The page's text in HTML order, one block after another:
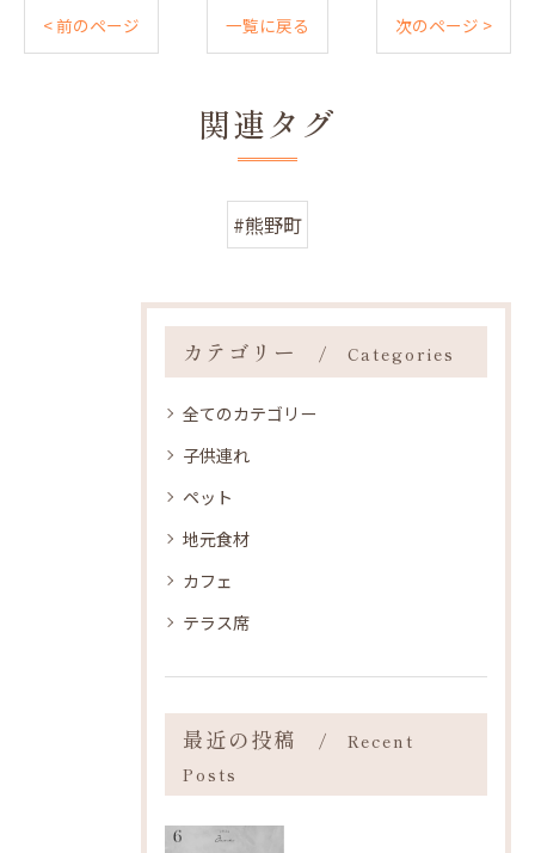
< 前のページ 一覧に戻る 次のページ >
関連タグ
#熊野町
カテゴリー Categories
全てのカテゴリー
子供連れ
ペット
地元食材
カフェ
テラス席
最近の投稿
Recent
Posts